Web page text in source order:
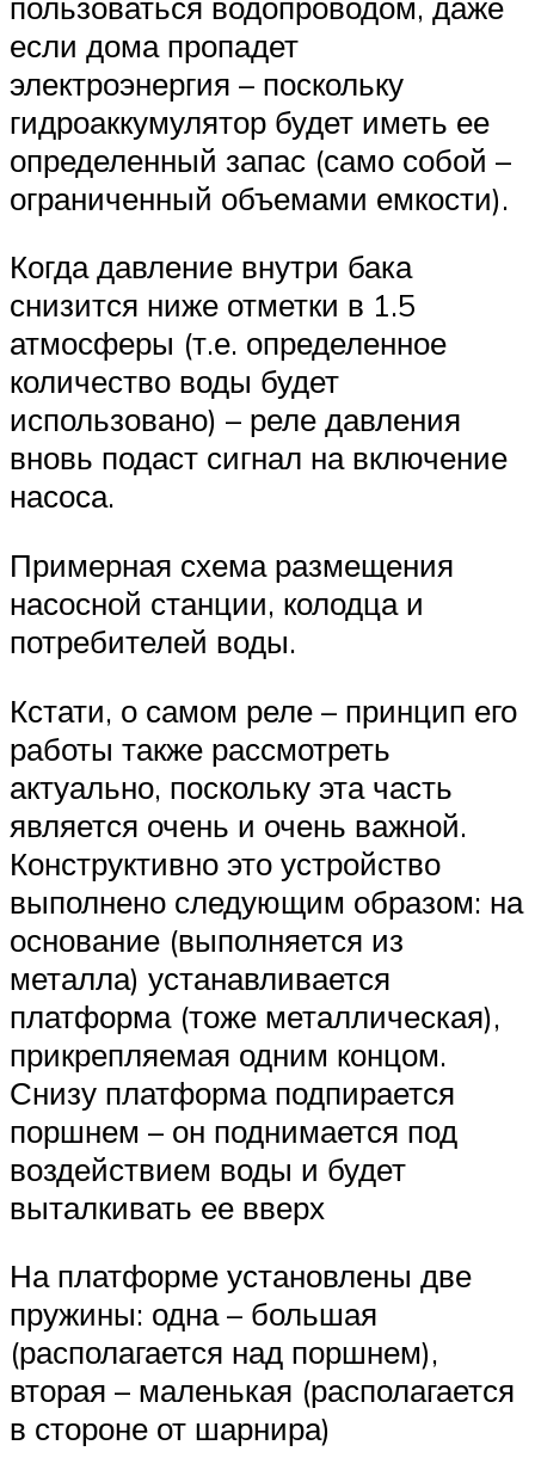
если дома пропадет
электроэнергия – поскольку
гидроаккумулятор будет иметь ее
определенный запас (само собой –
ограниченный объемами емкости).
Когда давление внутри бака
снизится ниже отметки в 1.5
атмосферы (т.е. определенное
количество воды будет
использовано) – реле давления
вновь подаст сигнал на включение
насоса.
Примерная схема размещения
насосной станции, колодца и
потребителей воды.
Кстати, о самом реле – принцип его
работы также рассмотреть
актуально, поскольку эта часть
является очень и очень важной.
Конструктивно это устройство
выполнено следующим образом: на
основание (выполняется из
металла) устанавливается
платформа (тоже металлическая),
прикрепляемая одним концом.
Снизу платформа подпирается
поршнем – он поднимается под
воздействием воды и будет
выталкивать ее вверх
На платформе установлены две
пружины: одна – большая
(располагается над поршнем),
вторая – маленькая (располагается
в стороне от шарнира)